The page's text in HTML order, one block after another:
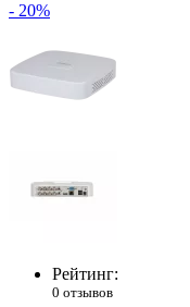
- 20%
Рейтинг:
0 отзывов